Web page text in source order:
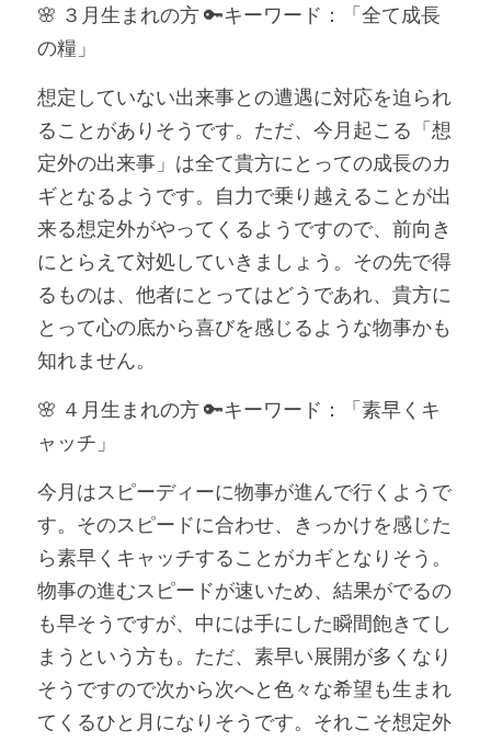
🌸 ３月生まれの方 🔑キーワード：「全て成長
の糧」
想定していない出来事との遭遇に対応を迫られ
ることがありそうです。ただ、今月起こる「想
定外の出来事」は全て貴方にとっての成長のカ
ギとなるようです。自力で乗り越えることが出
来る想定外がやってくるようですので、前向き
にとらえて対処していきましょう。その先で得
るものは、他者にとってはどうであれ、貴方に
とって心の底から喜びを感じるような物事かも
知れません。
🌸 ４月生まれの方 🔑キーワード：「素早くキ
ャッチ」
今月はスピーディーに物事が進んで行くようで
す。そのスピードに合わせ、きっかけを感じた
ら素早くキャッチすることがカギとなりそう。
物事の進むスピードが速いため、結果がでるの
も早そうですが、中には手にした瞬間飽きてし
まうという方も。ただ、素早い展開が多くなり
そうですので次から次へと色々な希望も生まれ
てくるひと月になりそうです。それこそ想定外